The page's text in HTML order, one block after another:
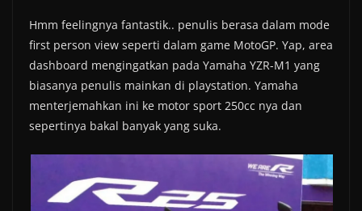
Hmm feelingnya fantastik.. penulis berasa dalam mode
first person view seperti dalam game MotoGP. Yap, area
dashboard mengingatkan pada Yamaha YZR-M1 yang
biasanya penulis mainkan di playstation. Yamaha
menterjemahkan ini ke motor sport 250cc nya dan
sepertinya bakal banyak yang suka.